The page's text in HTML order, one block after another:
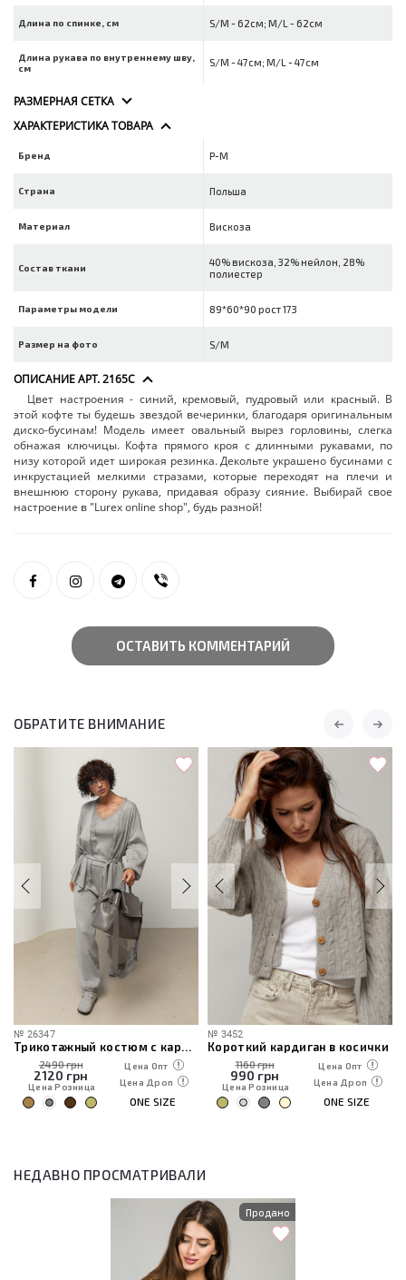
Длина по спинке, см S/M - 62см; M/L - 62см
Длина рукава по внутреннему шву,
см
S/M - 47см; M/L - 47см
РАЗМЕРНАЯ СЕТКА
ХАРАКТЕРИСТИКА ТОВАРА
Бренд P-M
Страна Польша
Материал Вискоза
Состав ткани
40% вискоза, 32% нейлон, 28%
полиестер
Параметры модели 89*60*90 рост 173
Размер на фото S/M
ОПИСАНИЕ АРТ. 2165C
Цвет настроения - синий, кремовый, пудровый или красный. В
этой кофте ты будешь звездой вечеринки, благодаря оригинальным
диско-бусинам! Модель имеет овальный вырез горловины, слегка
обнажая ключицы. Кофта прямого кроя с длинными рукавами, по
низу которой идет широкая резинка. Декольте украшено бусинами с
инкрустацией мелкими стразами, которые переходят на плечи и
внешнюю сторону рукава, придавая образу сияние. Выбирай свое
настроение в "Lurex online shop", будь разной!
ОСТАВИТЬ КОММЕНТАРИЙ
ОБРАТИТЕ ВНИМАНИЕ
№ 26347
Трикотажный костюм с кардиганом, топом и брюками
2490 грн
2120 грн
Цена Розница
Цена Опт
Цена Дроп
ONE SIZE
№ 3452
Короткий кардиган в косички
1160 грн
990 грн
Цена Розница
Цена Опт
Цена Дроп
ONE SIZE
НЕДАВНО ПРОСМАТРИВАЛИ
Продано